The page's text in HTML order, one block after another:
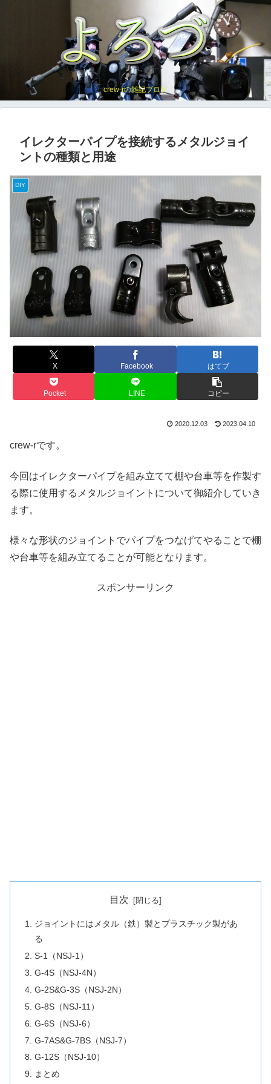
crew-rの雑記ブログ
イレクターパイプを接続するメタルジョイ
ントの種類と用途
DIY
X Facebook はてブ
Pocket LINE コピー
2020.12.03 2023.04.10
crew-rです。
今回はイレクターパイプを組み立てて棚や台車等を作製す
る際に使用するメタルジョイントについて御紹介していき
ます。
様々な形状のジョイントでパイプをつなげてやることで棚
や台車等を組み立てることが可能となります。
スポンサーリンク
目次
ジョイントにはメタル（鉄）製とプラスチック製があ
る
S-1（NSJ-1）
G-4S（NSJ-4N）
G-2S&G-3S（NSJ-2N）
G-8S（NSJ-11）
G-6S（NSJ-6）
G-7AS&G-7BS（NSJ-7）
G-12S（NSJ-10）
まとめ